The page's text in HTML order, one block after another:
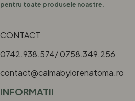
pentru toate produsele noastre.
CONTACT
0742.938.574/ 0758.349.256
contact@calmabylorenatoma.ro
INFORMATII